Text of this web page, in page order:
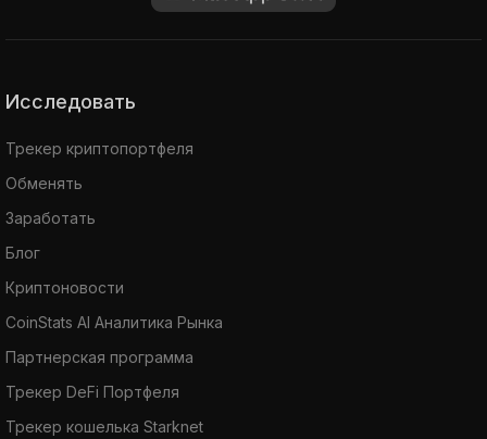
Исследовать
Трекер криптопортфеля
Обменять
Заработать
Блог
Криптоновости
CoinStats AI Аналитика Рынка
Партнерская программа
Трекер DeFi Портфеля
Трекер кошелька Starknet